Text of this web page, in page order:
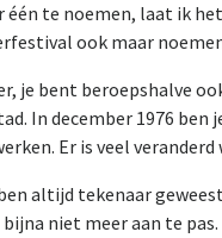
één te noemen, laat ik het
ook maar
je bent beroepshalve
In december 1976 ben
Er is veel
altijd tekenaar
niet meer aan te pas.